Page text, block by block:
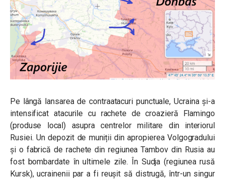
Pe lângă lansarea de contraatacuri punctuale, Ucraina și-a
intensificat atacurile cu rachete de croazieră Flamingo
(produse local) asupra centrelor militare din interiorul
Rusiei. Un depozit de muniții din apropierea Volgogradului
și o fabrică de rachete din regiunea Tambov din Rusia au
fost bombardate în ultimele zile. În Sudja (regiunea rusă
Kursk), ucrainenii par a fi reușit să distrugă, într-un singur